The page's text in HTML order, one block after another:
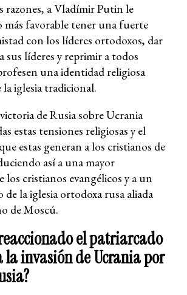
razones, a Vladímir Putin le
más favorable tener una fuerte
con los líderes ortodoxos, dar
sus líderes y reprimir a todos
una identidad religiosa
la iglesia tradicional.
de Rusia sobre Ucrania
estas tensiones religiosas y el
estas generan a los cristianos de
así a una mayor
los cristianos evangélicos y a un
de la iglesia ortodoxa rusa aliada
de Moscú.
el patriarcado
la invasión de Ucrania por